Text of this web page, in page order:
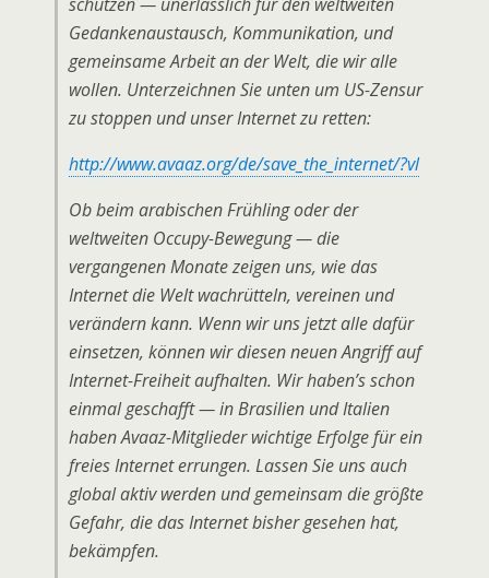
Gedankenaustausch, Kommunikation, und
gemeinsame Arbeit an der Welt, die wir alle
wollen. Unterzeichnen Sie unten um US-Zensur
zu stoppen und unser Internet zu retten:
http://www.avaaz.org/de/save_the_internet/?vl
Ob beim arabischen Frühling oder der
weltweiten Occupy-Bewegung — die
vergangenen Monate zeigen uns, wie das
Internet die Welt wachrütteln, vereinen und
verändern kann. Wenn wir uns jetzt alle dafür
einsetzen, können wir diesen neuen Angriff auf
Internet-Freiheit aufhalten. Wir haben’s schon
einmal geschafft — in Brasilien und Italien
haben Avaaz-Mitglieder wichtige Erfolge für ein
freies Internet errungen. Lassen Sie uns auch
global aktiv werden und gemeinsam die größte
Gefahr, die das Internet bisher gesehen hat,
bekämpfen.